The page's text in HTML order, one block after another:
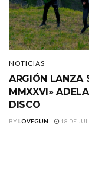
NOTICIAS
ARGIÓN LANZA
MMXXVI»
DISCO
BYLOVEGUN 18 DE